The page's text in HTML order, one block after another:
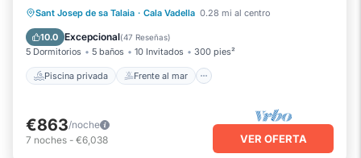
Sant Josep de sa Talaia · Cala Vadella 0.28 mi al centro
10.0 Excepcional(47 Reseñas)
5 Dormitorios 5 baños 10 Invitados 300 pies²
Piscina privada Frente al mar
Piscina privada
Frente al mar
Chimenea/Calefacción
€863/noche
7 noches - €6,038 VER OFERTA